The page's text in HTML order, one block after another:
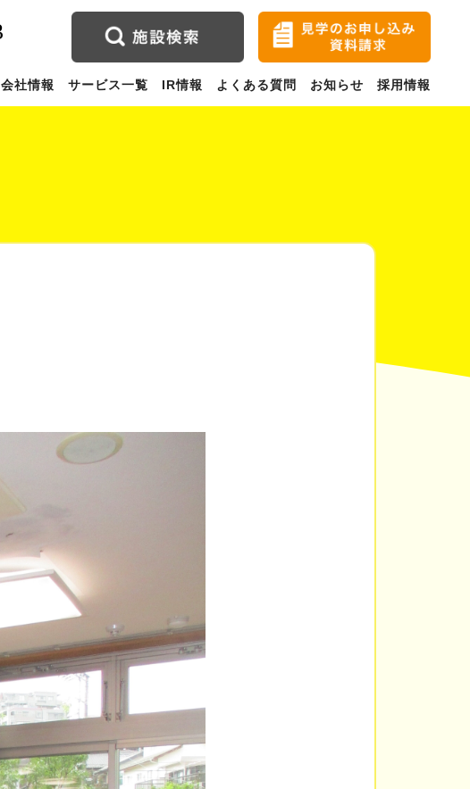
会社情報 サービス一覧 IR情報 よくある質問 お知らせ 採用情報